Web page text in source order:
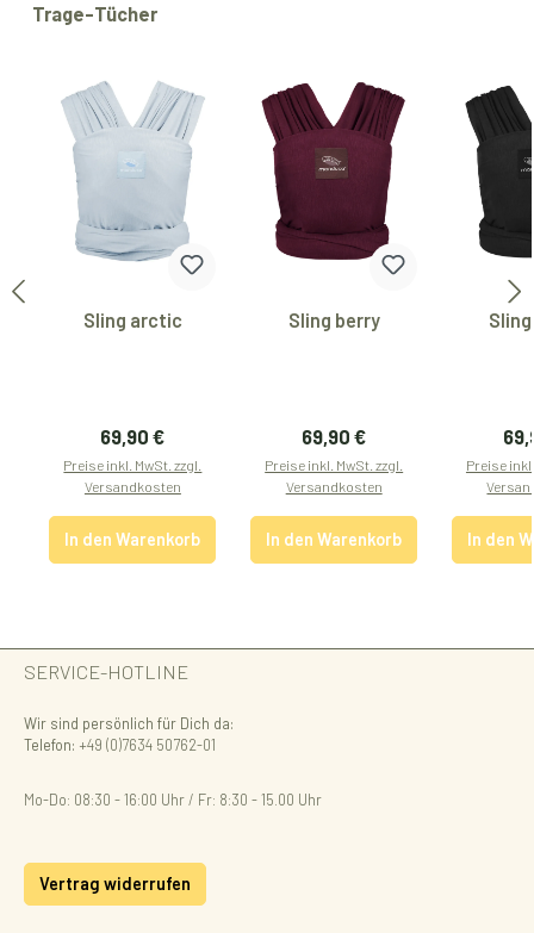
Produktgalerie überspringen
Trage-Tücher
Sling arctic
Regulärer Preis:
69,90 €
Preise inkl. MwSt. zzgl.
Versandkosten
In den Warenkorb
Sling berry
Regulärer Preis:
69,90 €
Preise inkl. MwSt. zzgl.
Versandkosten
In den Warenkorb
Preise
In den
SERVICE-HOTLINE
Wir sind persönlich für Dich da:
Telefon: +49 (0)7634 50762-01
Mo-Do: 08:30 - 16:00 Uhr / Fr: 8:30 - 15.00 Uhr
Vertrag widerrufen